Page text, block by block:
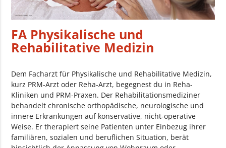
FA Physikalische und
Rehabilitative Medizin
Dem Facharzt für Physikalische und Rehabilitative Medizin,
kurz PRM-Arzt oder Reha-Arzt, begegnest du in Reha-
Kliniken und PRM-Praxen. Der Rehabilitationsmediziner
behandelt chronische orthopädische, neurologische und
innere Erkrankungen auf konservative, nicht-operative
Weise. Er therapiert seine Patienten unter Einbezug ihrer
familiären, sozialen und beruflichen Situation, berät